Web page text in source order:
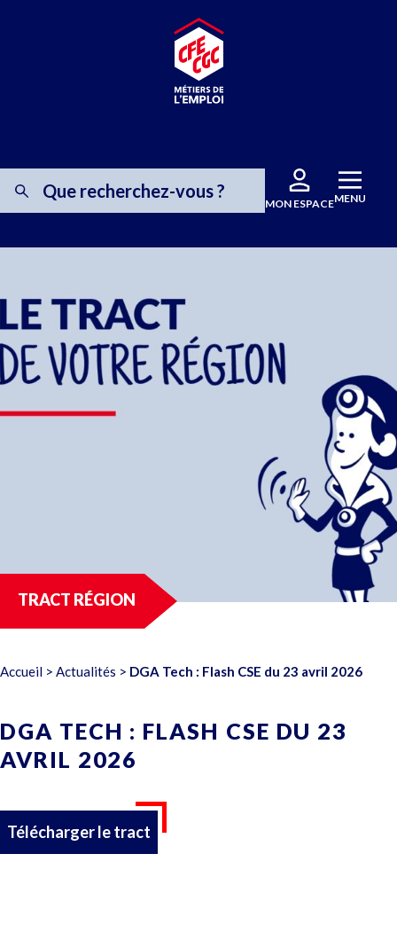
MON ESPACEMENU
TRACT RÉGION
Accueil > Actualités > DGA Tech : Flash CSE du 23 avril 2026
DGA TECH : FLASH CSE DU 23
AVRIL 2026
Télécharger le tract